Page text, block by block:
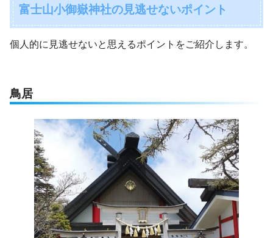
富士山小御嶽神社の見逃せないポイント
個人的に見逃せないと思えるポイントをご紹介します。
鳥居